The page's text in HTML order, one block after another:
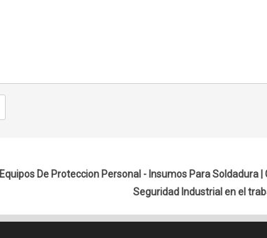
Equipos De Proteccion Personal - Insumos Para Soldadura |
Seguridad Industrial en el